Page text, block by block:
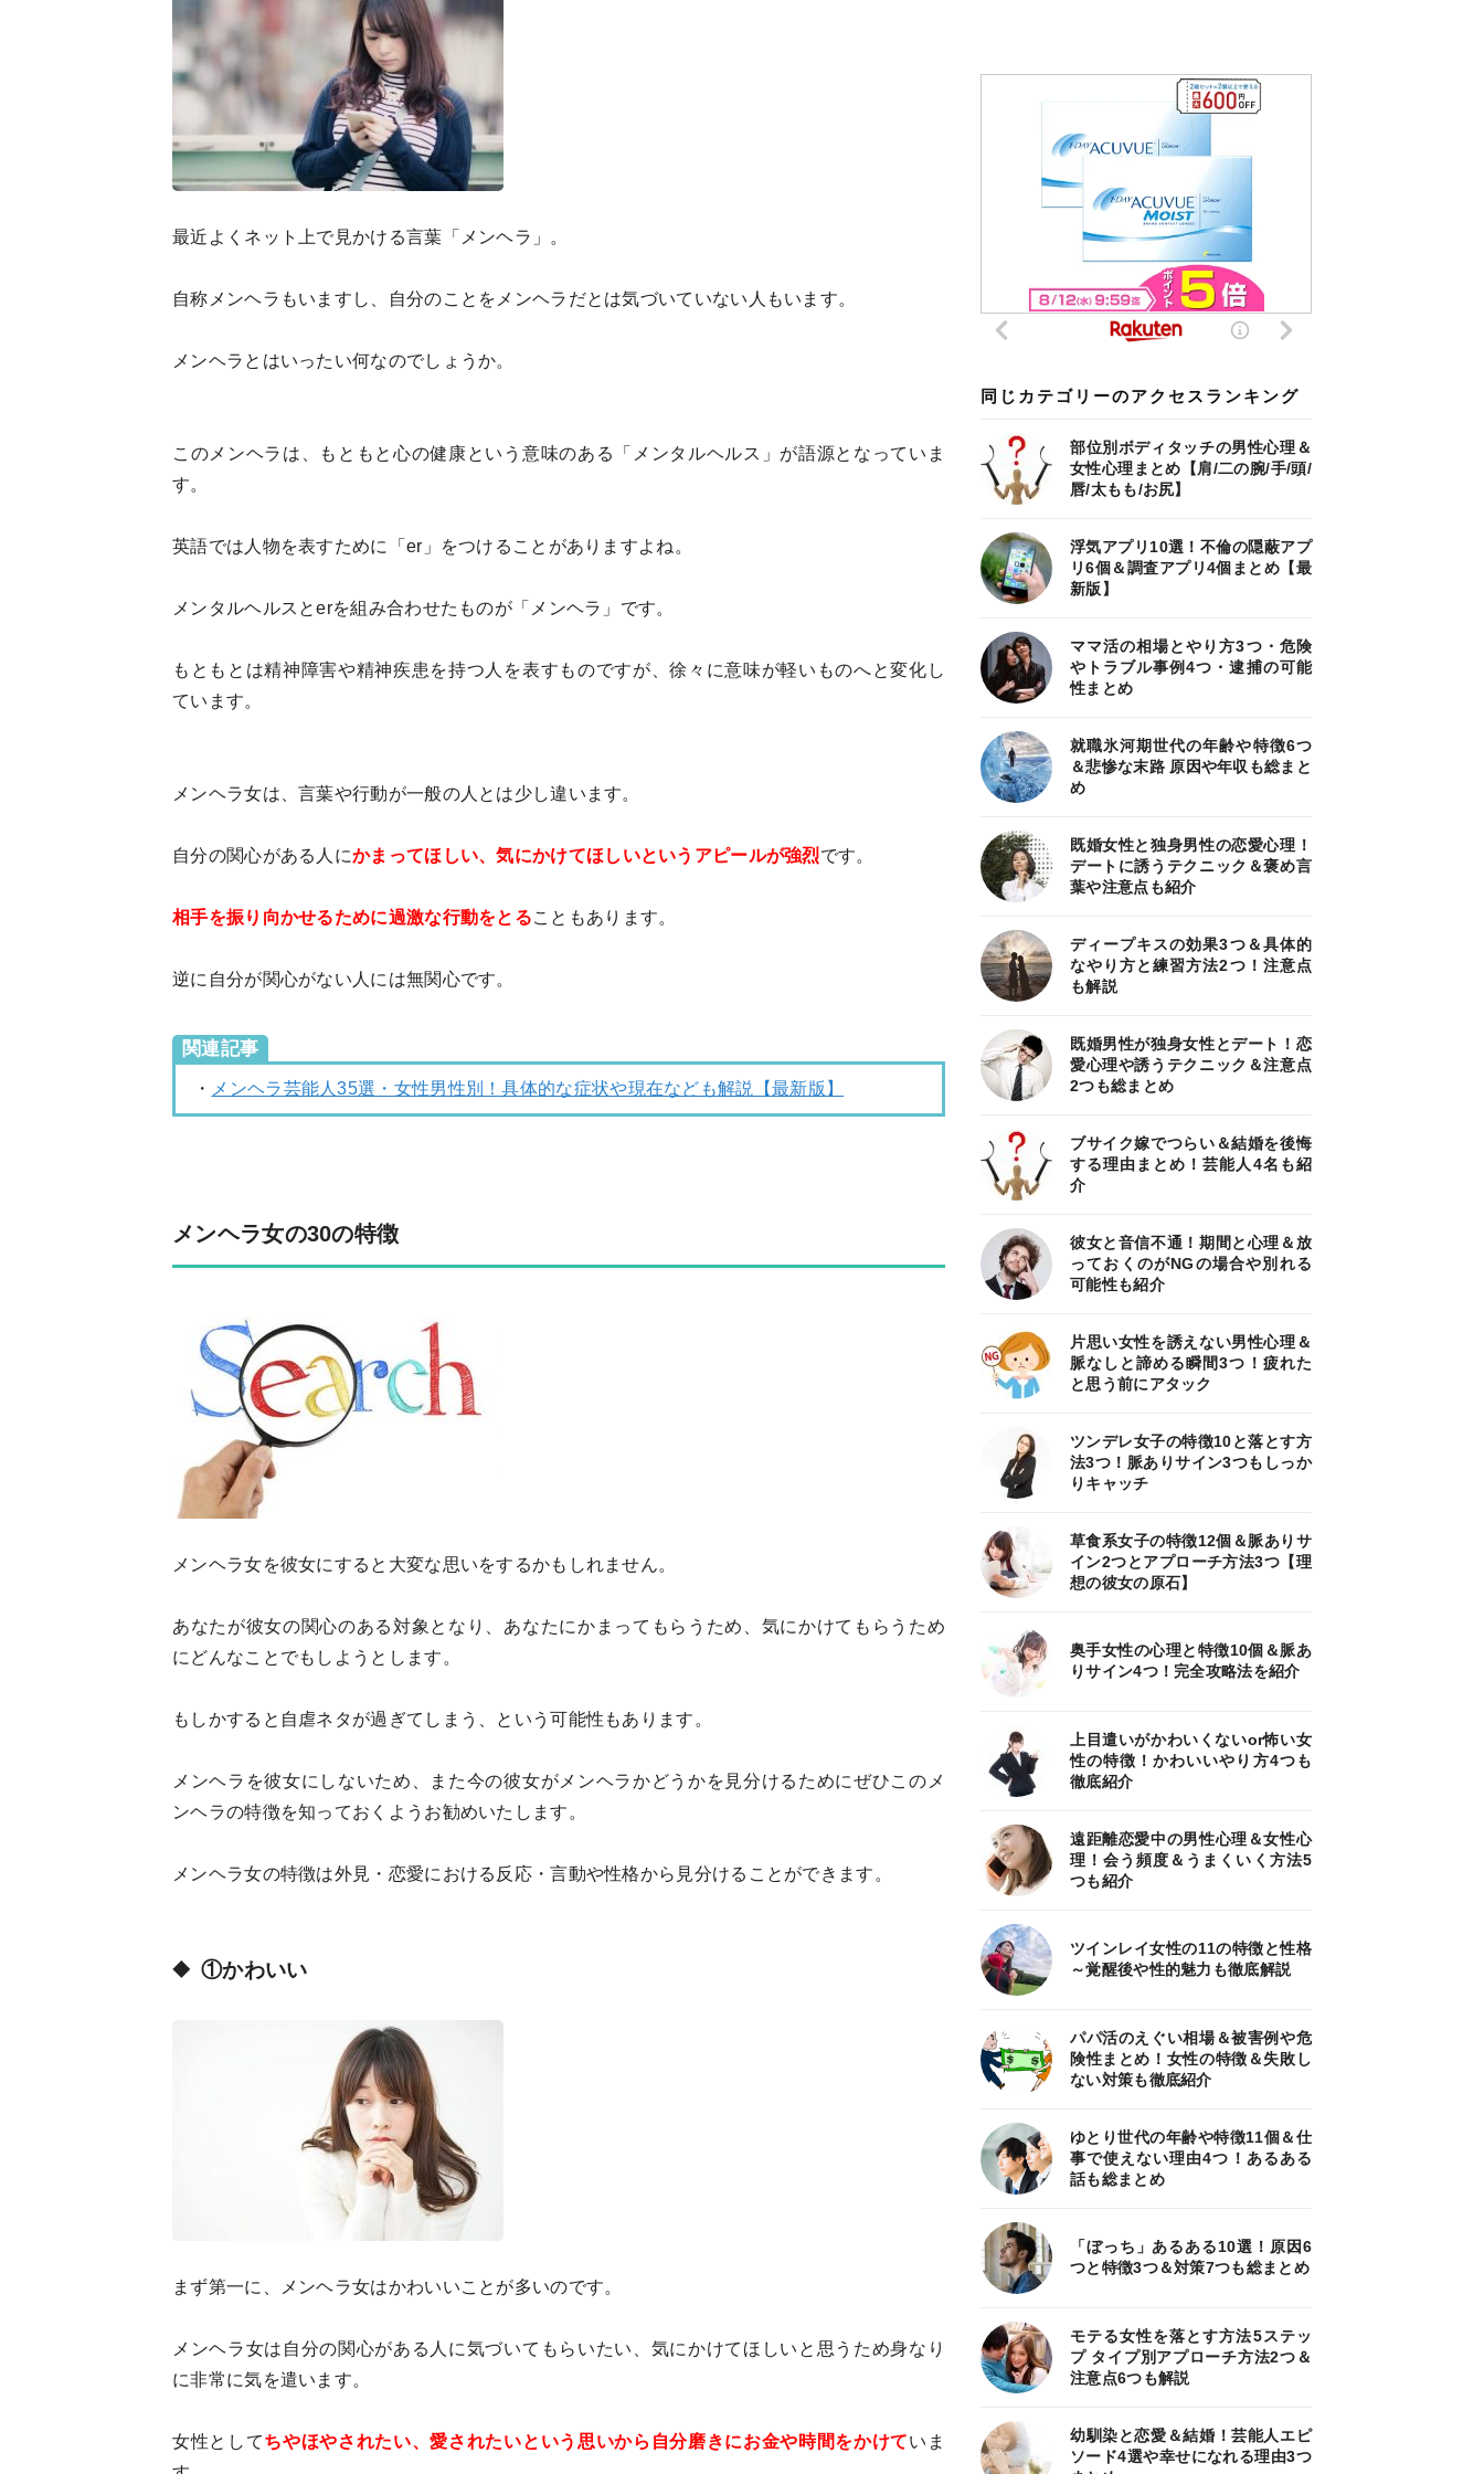
最近よくネット上で見かける言葉「メンヘラ」。
自称メンヘラもいますし、自分のことをメンヘラだとは気づいていない人もいます。
メンヘラとはいったい何なのでしょうか。
このメンヘラは、もともと心の健康という意味のある「メンタルヘルス」が語源となっていま
す。
英語では人物を表すために「er」をつけることがありますよね。
メンタルヘルスとerを組み合わせたものが「メンヘラ」です。
もともとは精神障害や精神疾患を持つ人を表すものですが、徐々に意味が軽いものへと変化し
ています。
メンヘラ女は、言葉や行動が一般の人とは少し違います。
自分の関心がある人にかまってほしい、気にかけてほしいというアピールが強烈です。
相手を振り向かせるために過激な行動をとることもあります。
逆に自分が関心がない人には無関心です。
関連記事
・ メンヘラ芸能人35選・女性男性別！具体的な症状や現在なども解説【最新版】
メンヘラ女の30の特徴
メンヘラ女を彼女にすると大変な思いをするかもしれません。
あなたが彼女の関心のある対象となり、あなたにかまってもらうため、気にかけてもらうため
にどんなことでもしようとします。
もしかすると自虐ネタが過ぎてしまう、という可能性もあります。
メンヘラを彼女にしないため、また今の彼女がメンヘラかどうかを見分けるためにぜひこのメ
ンヘラの特徴を知っておくようお勧めいたします。
メンヘラ女の特徴は外見・恋愛における反応・言動や性格から見分けることができます。
①かわいい
まず第一に、メンヘラ女はかわいいことが多いのです。
メンヘラ女は自分の関心がある人に気づいてもらいたい、気にかけてほしいと思うため身なり
に非常に気を遣います。
女性としてちやほやされたい、愛されたいという思いから自分磨きにお金や時間をかけていま
同じカテゴリーのアクセスランキング
部位別ボディタッチの男性心理＆
女性心理まとめ【肩/二の腕/手/頭/
唇/太もも/お尻】
浮気アプリ10選！不倫の隠蔽アプ
リ6個＆調査アプリ4個まとめ【最
新版】
ママ活の相場とやり方3つ・危険
やトラブル事例4つ・逮捕の可能
性まとめ
就職氷河期世代の年齢や特徴6つ
＆悲惨な末路 原因や年収も総まと
め
既婚女性と独身男性の恋愛心理！
デートに誘うテクニック＆褒め言
葉や注意点も紹介
ディープキスの効果3つ＆具体的
なやり方と練習方法2つ！注意点
も解説
既婚男性が独身女性とデート！恋
愛心理や誘うテクニック＆注意点
2つも総まとめ
ブサイク嫁でつらい＆結婚を後悔
する理由まとめ！芸能人4名も紹
介
彼女と音信不通！期間と心理＆放
っておくのがNGの場合や別れる
可能性も紹介
片思い女性を誘えない男性心理＆
脈なしと諦める瞬間3つ！疲れた
と思う前にアタック
ツンデレ女子の特徴10と落とす方
法3つ！脈ありサイン3つもしっか
りキャッチ
草食系女子の特徴12個＆脈ありサ
イン2つとアプローチ方法3つ【理
想の彼女の原石】
奥手女性の心理と特徴10個＆脈あ
りサイン4つ！完全攻略法を紹介
上目遣いがかわいくないor怖い女
性の特徴！かわいいやり方4つも
徹底紹介
遠距離恋愛中の男性心理＆女性心
理！会う頻度＆うまくいく方法5
つも紹介
ツインレイ女性の11の特徴と性格
～覚醒後や性的魅力も徹底解説
パパ活のえぐい相場＆被害例や危
険性まとめ！女性の特徴＆失敗し
ない対策も徹底紹介
ゆとり世代の年齢や特徴11個＆仕
事で使えない理由4つ！あるある
話も総まとめ
「ぼっち」あるある10選！原因6
つと特徴3つ＆対策7つも総まとめ
モテる女性を落とす方法5ステッ
プ タイプ別アプローチ方法2つ＆
注意点6つも解説
幼馴染と恋愛＆結婚！芸能人エピ
ソード4選や幸せになれる理由3つ